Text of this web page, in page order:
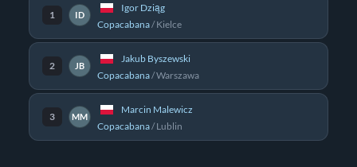
1 ID
Igor Dziąg
Copacabana/Kielce
2 JB
Jakub Byszewski
Copacabana/Warszawa
3 MM
Marcin Malewicz
Copacabana/Lublin